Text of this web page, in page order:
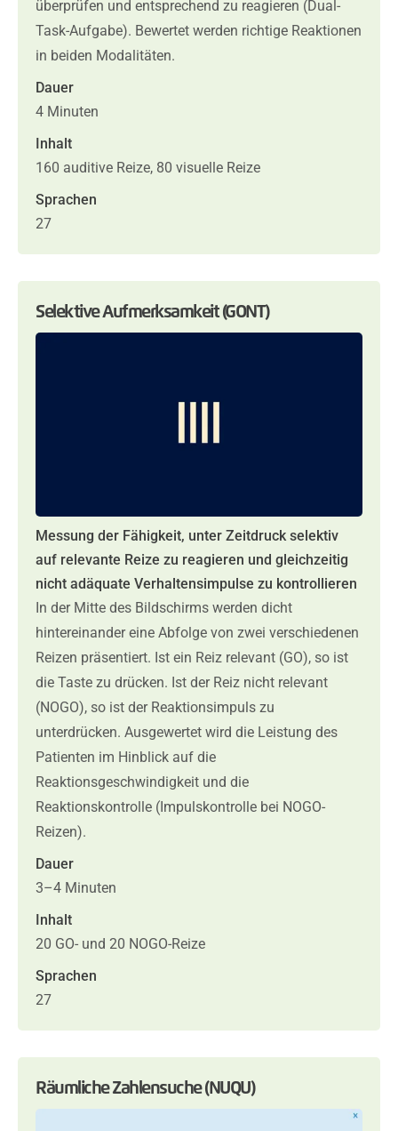
überprüfen und entsprechend zu reagieren (Dual-
Task-Aufgabe). Bewertet werden richtige Reaktionen
in beiden Modalitäten.
Dauer
4 Minuten
Inhalt
160 auditive Reize, 80 visuelle Reize
Sprachen
27
Selektive Aufmerksamkeit (GONT)
Messung der Fähigkeit, unter Zeitdruck selektiv
auf relevante Reize zu reagieren und gleichzeitig
nicht adäquate Verhaltensimpulse zu kontrollieren
In der Mitte des Bildschirms werden dicht
hintereinander eine Abfolge von zwei verschiedenen
Reizen präsentiert. Ist ein Reiz relevant (GO), so ist
die Taste zu drücken. Ist der Reiz nicht relevant
(NOGO), so ist der Reaktionsimpuls zu
unterdrücken. Ausgewertet wird die Leistung des
Patienten im Hinblick auf die
Reaktionsgeschwindigkeit und die
Reaktionskontrolle (Impulskontrolle bei NOGO-
Reizen).
Dauer
3–4 Minuten
Inhalt
20 GO- und 20 NOGO-Reize
Sprachen
27
Räumliche Zahlensuche (NUQU)